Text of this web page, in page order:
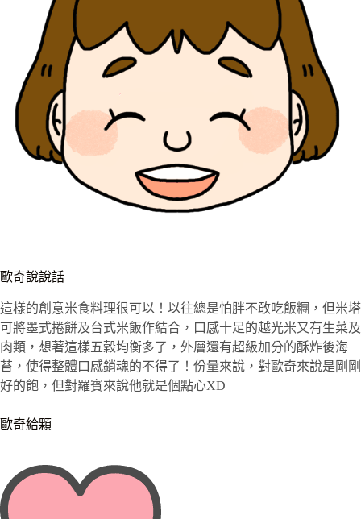
歐奇說說話
這樣的創意米食料理很可以！以往總是怕胖不敢吃飯糰，但米塔
可將墨式捲餅及台式米飯作結合，口感十足的越光米又有生菜及
肉類，想著這樣五穀均衡多了，外層還有超級加分的酥炸後海
苔，使得整體口感銷魂的不得了！份量來說，對歐奇來說是剛剛
好的飽，但對羅賓來說他就是個點心XD
歐奇給顆